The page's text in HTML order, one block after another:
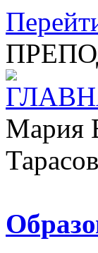
Мария